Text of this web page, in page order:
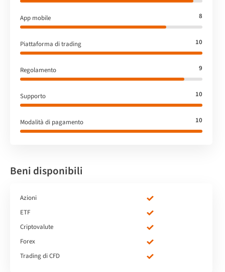
App mobile 8
Piattaforma di trading 10
Regolamento 9
Supporto 10
Modalità di pagamento 10
Beni disponibili
Azioni
ETF
Criptovalute
Forex
Trading di CFD